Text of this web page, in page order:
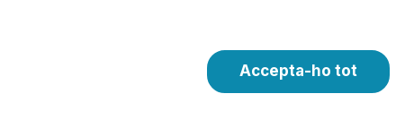
Accepta-ho tot